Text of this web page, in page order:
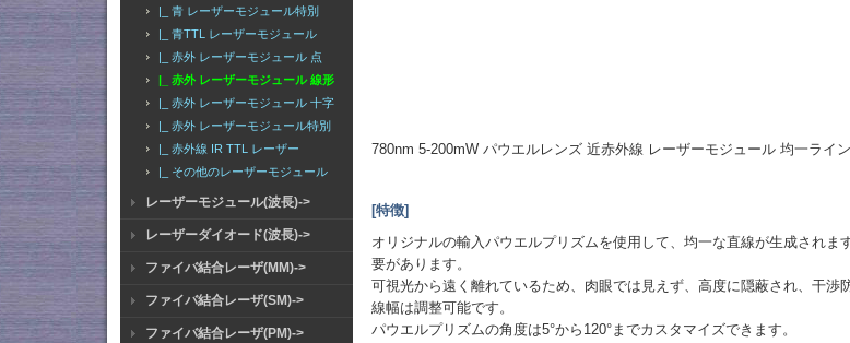
|_ 青 レーザーモジュール特別
|_ 青TTL レーザーモジュール
|_ 赤外 レーザーモジュール 点
|_ 赤外 レーザーモジュール 線形
|_ 赤外 レーザーモジュール 十字
|_ 赤外 レーザーモジュール特別
|_ 赤外線 IR TTL レーザー
|_ その他のレーザーモジュール
レーザーモジュール(波長)->
レーザーダイオード(波長)->
ファイバ結合レーザ(MM)->
ファイバ結合レーザ(SM)->
ファイバ結合レーザ(PM)->
780nm 5-200mW パウエルレンズ 近赤外線 レーザーモジュール 均一ライン
[特徴]
オリジナルの輸入パウエルプリズムを使用して、均一な直線が生成されま
要があります。
可視光から遠く離れているため、肉眼では見えず、高度に隠蔽され、干渉
線幅は調整可能です。
パウエルプリズムの角度は5°から120°までカスタマイズできます。